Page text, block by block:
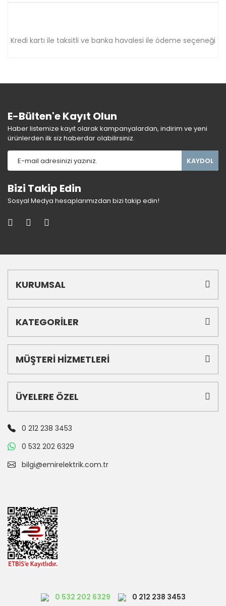
Kredi kartı ile taksitli ve banka havalesi ile ödeme seçeneği
E-Bülten'e Kayıt Olun
Haber listemize kayıt olarak kampanyalardan, indirim ve yeni
ürünlerden ilk siz haberdar olabilirsiniz.
KAYDOL
Bizi Takip Edin
Sosyal Medya hesaplarımızdan bizi takip edin!
KURUMSAL
KATEGORİLER
MÜŞTERİ HİZMETLERİ
ÜYELERE ÖZEL
0 212 238 3453
0 532 202 6329
bilgi@emirelektrik.com.tr
0 532 202 6329 0 212 238 3453